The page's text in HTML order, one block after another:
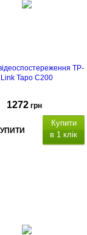
TP-
Link Tapo C200
1272 грн
Купити
в 1 клік